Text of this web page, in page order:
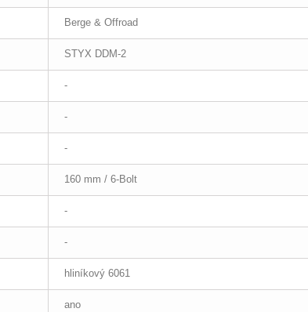
Berge & Offroad
STYX DDM-2
-
-
-
160 mm / 6-Bolt
-
-
hliníkový 6061
ano